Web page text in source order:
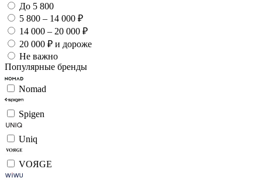
До 5 800
5 800 – 14 000 ₽
14 000 – 20 000 ₽
20 000 ₽ и дороже
Не важно
Популярные бренды
Nomad
Spigen
Uniq
VOЯGE